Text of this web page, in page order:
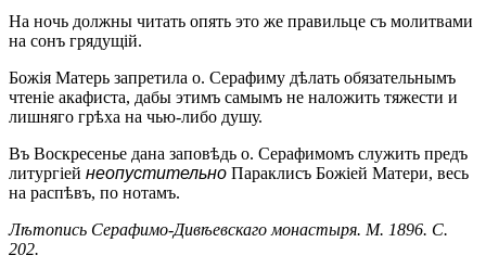
На ночь должны читать опять это же правильце съ молитвами
на сонъ грядущій.
Божія Матерь запретила о. Серафиму дѣлать обязательнымъ
чтеніе акафиста, дабы этимъ самымъ не наложить тяжести и
лишняго грѣха на чью-либо душу.
Въ Воскресенье дана заповѣдь о. Серафимомъ служить предъ
литургіей неопустительно Параклисъ Божіей Матери, весь
на распѣвъ, по нотамъ.
Лѣтопись Серафимо-Дивѣевскаго монастыря. М. 1896. С.
202.